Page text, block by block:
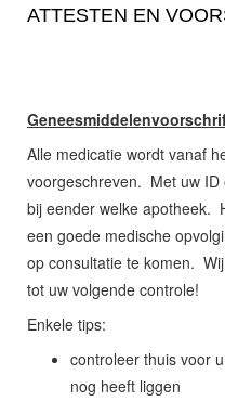
ATTESTEN EN
Alle medicatie wordt vanaf
voorgeschreven. Met uw ID
bij eender welke apotheek.
een goede medische
op consultatie te komen.
tot uw volgende controle!
Enkele tips:
controleer thuis voor
nog heeft liggen